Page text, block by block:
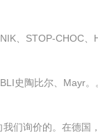
、STOP-CHOC、
史陶比尔、Mayr
们询价的。在德国